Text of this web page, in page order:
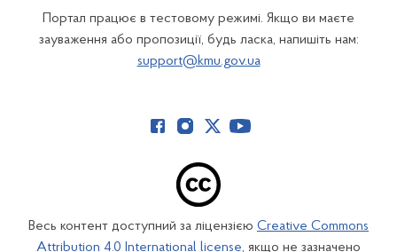
Портал працює в тестовому режимі. Якщо ви маєте
зауваження або пропозиції, будь ласка, напишіть нам:
support@kmu.gov.ua
Весь контент доступний за ліцензією Creative Commons
Attribution 4.0 International license, якщо не зазначено